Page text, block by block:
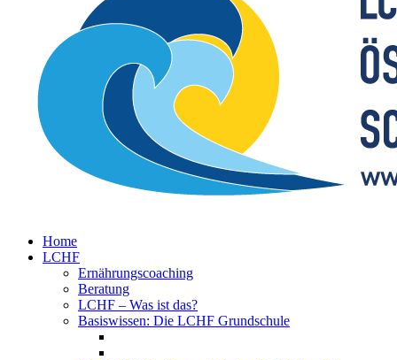
Home
LCHF
Ernährungscoaching
Beratung
LCHF – Was ist das?
Basiswissen: Die LCHF Grundschule